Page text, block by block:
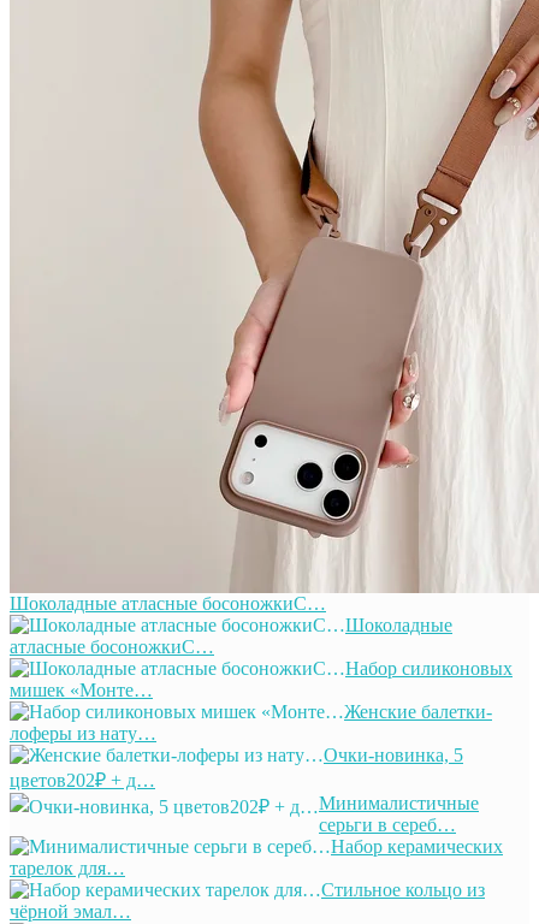
Шоколадные атласные босоножкиС…
Шоколадные
атласные босоножкиС…
Набор силиконовых
мишек «Монте…
Женские балетки-
лоферы из нату…
Очки-новинка, 5
цветов202₽ + д…
Минималистичные
серьги в сереб…
Набор керамических
тарелок для…
Стильное кольцо из
чёрной эмал…